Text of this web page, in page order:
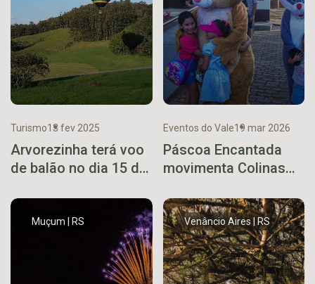
Turismo13 fev 2025
Arvorezinha terá voo
de balão no dia 15 de
Eventos do Vale19 mar 2026
Páscoa Encantada
movimenta Colinas
que celebra os 34
anos de emancipação
Muçum | RS Venâncio Aires | RS